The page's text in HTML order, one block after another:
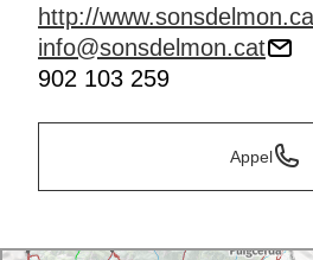
http://
info@sonsdelmon.cat
902 103 259
Appel